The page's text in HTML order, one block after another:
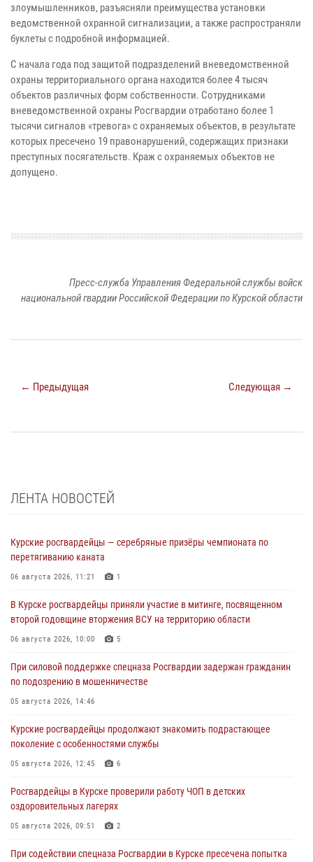
злоумышленников, разъясняли преимущества установки
ведомственной охранной сигнализации, а также распространяли
буклеты с подробной информацией.
С начала года под защитой подразделений вневедомственной
охраны территориального органа находится более 4 тысяч
объектов различных форм собственности. Сотрудниками
вневедомственной охраны Росгвардии отработано более 1
тысячи сигналов «тревога» с охраняемых объектов, в результате
которых пресечено 19 правонарушений, содержащих признаки
преступных посягательств. Краж с охраняемых объектов не
допущено.
Пресс-служба Управления Федеральной службы войск
национальной гвардии Российской Федерации по Курской области
← Предыдущая Следующая →
ЛЕНТА НОВОСТЕЙ
Курские росгвардейцы — серебряные призёры чемпионата по
перетягиванию каната
06 августа 2026, 11:21 1
В Курске росгвардейцы приняли участие в митинге, посвященном
второй годовщине вторжения ВСУ на территорию области
06 августа 2026, 10:00 5
При силовой поддержке спецназа Росгвардии задержан гражданин
по подозрению в мошенничестве
05 августа 2026, 14:46
Курские росгвардейцы продолжают знакомить подрастающее
поколение с особенностями службы
05 августа 2026, 12:45 6
Росгвардейцы в Курске проверили работу ЧОП в детских
оздоровительных лагерях
05 августа 2026, 09:51 2
При содействии спецназа Росгвардии в Курске пресечена попытка